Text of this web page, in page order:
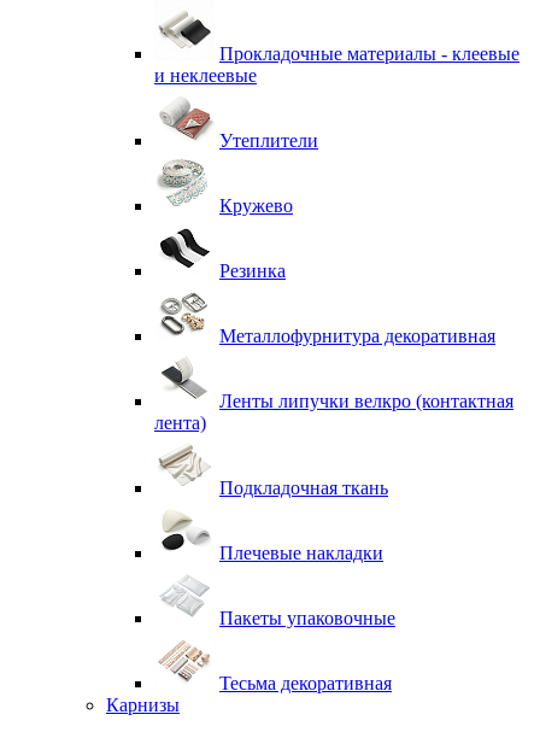
Прокладочные материалы - клеевые
и неклеевые
Утеплители
Кружево
Резинка
Металлофурнитура декоративная
Ленты липучки велкро (контактная
лента)
Подкладочная ткань
Плечевые накладки
Пакеты упаковочные
Тесьма декоративная
Карнизы